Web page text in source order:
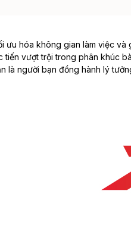
ưu hóa không gian làm việc và
tiến vượt trội trong phân khúc
là người bạn đồng hành lý